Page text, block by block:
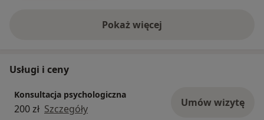
Pokaż więcejo doświadczeniu
Usługi i ceny
Konsultacja psychologiczna
200 zł Szczegóły Umów wizytę